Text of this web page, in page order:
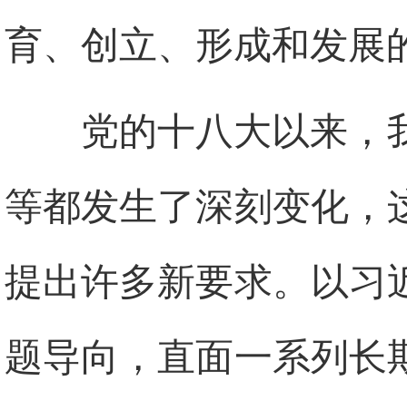
育、创立、形成和发展
党的十八大以来，
等都发生了深刻变化，
提出许多新要求。以习
题导向，直面一系列长